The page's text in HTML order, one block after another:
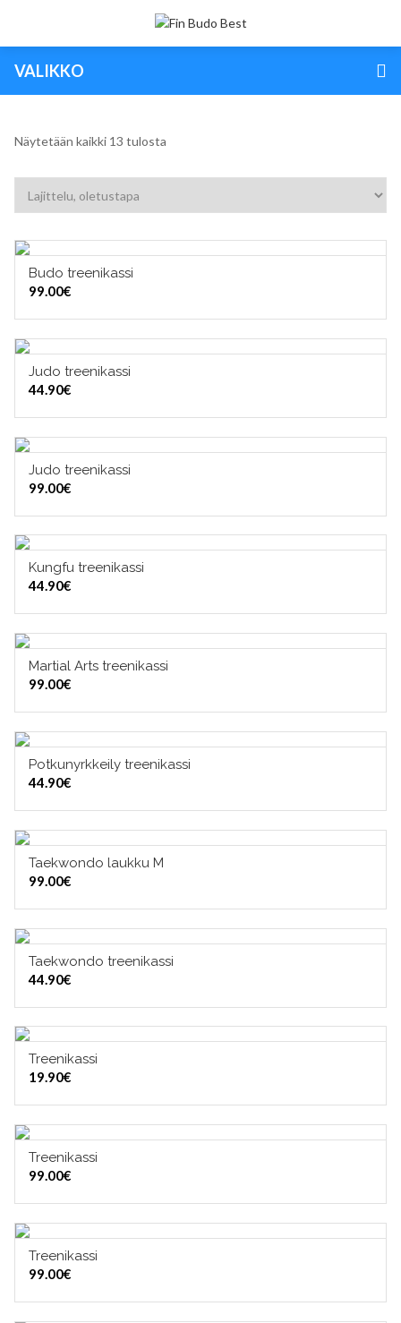
VALIKKO
Näytetään kaikki 13 tulosta
Budo treenikassi
99.00€
Judo treenikassi
44.90€
Judo treenikassi
99.00€
Kungfu treenikassi
44.90€
VALITSE VAIHTOEHDOISTA
Martial Arts treenikassi
99.00€
LISÄÄ OSTOSKORIIN
Potkunyrkkeily treenikassi
44.90€
VALITSE VAIHTOEHDOISTA
Taekwondo laukku M
99.00€
LISÄÄ OSTOSKORIIN
Taekwondo treenikassi
44.90€
Treenikassi
19.90€
Treenikassi
99.00€
Treenikassi
99.00€